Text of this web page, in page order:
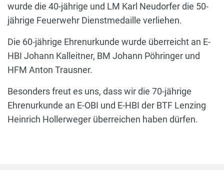
wurde die 40-jährige und LM Karl Neudorfer die 50-
jährige Feuerwehr Dienstmedaille verliehen.
Die 60-jährige Ehrenurkunde wurde überreicht an E-
HBI Johann Kalleitner, BM Johann Pöhringer und
HFM Anton Trausner.
Besonders freut es uns, dass wir die 70-jährige
Ehrenurkunde an E-OBI und E-HBI der BTF Lenzing
Heinrich Hollerweger überreichen haben dürfen.